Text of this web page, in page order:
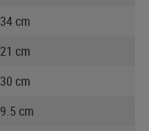
34 cm
21 cm
30 cm
9.5 cm